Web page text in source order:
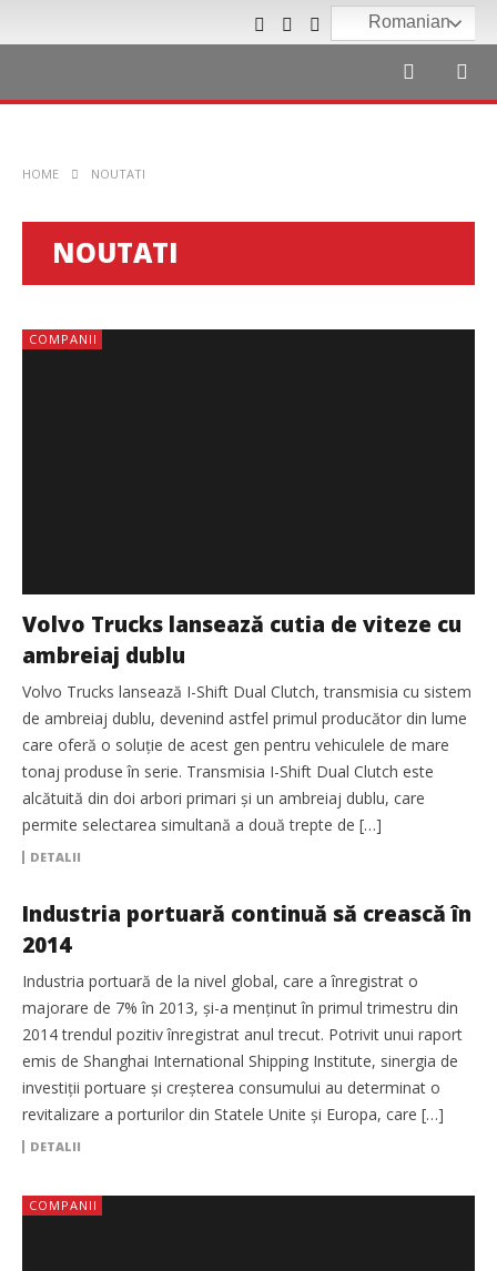
Romanian
HOME NOUTATI
NOUTATI
COMPANII
Volvo Trucks lansează cutia de viteze cu
ambreiaj dublu
Volvo Trucks lansează I-Shift Dual Clutch, transmisia cu sistem
de ambreiaj dublu, devenind astfel primul producător din lume
care oferă o soluţie de acest gen pentru vehiculele de mare
tonaj produse în serie. Transmisia I-Shift Dual Clutch este
alcătuită din doi arbori primari şi un ambreiaj dublu, care
permite selectarea simultană a două trepte de […]
DETALII
Industria portuară continuă să crească în
2014
Industria portuară de la nivel global, care a înregistrat o
majorare de 7% în 2013, și-a menținut în primul trimestru din
2014 trendul pozitiv înregistrat anul trecut. Potrivit unui raport
emis de Shanghai International Shipping Institute, sinergia de
investiții portuare și creșterea consumului au determinat o
revitalizare a porturilor din Statele Unite și Europa, care […]
DETALII
COMPANII